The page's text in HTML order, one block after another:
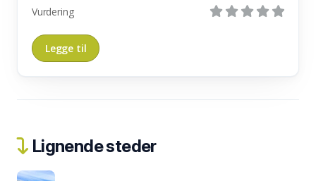
Vurdering
Lignende steder